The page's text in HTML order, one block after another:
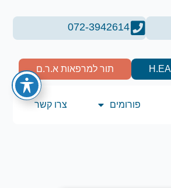
072-3942614
תור למרפאות א.ר.ם
פורומים צרו קשר